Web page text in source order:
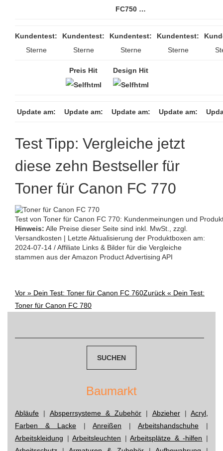
FC750 …
Kundentest:
Sterne
Kundentest:
Sterne
Kundentest:
Sterne
Kundentest:
Sterne
Preis Hit Design Hit
Update am: Update am: Update am: Update am:
Test Tipp: Vergleiche jetzt
diese zehn Bestseller für
Toner für Canon FC 770
Test von Toner für Canon FC 770: Kundenmeinungen und
Hinweis: Alle Preise dieser Seite sind inkl. MwSt., zzgl.
Versandkosten | Letzte Aktualisierung der Produktboxen am:
2024-07-14 / Affiliate Links & Bilder für die Vergleiche
stammen aus der Amazon Product Advertising API
Post
Vor » Dein Test: Toner für Canon FC 760Zurück « Dein Test:
Toner für Canon FC 780
Baumarkt
Abläufe | Absperrsysteme & Zubehör | Abzieher| Acryl,
Farben & Lacke | Anreißen | Arbeitshandschuhe |
Arbeitskleidung |Arbeitsleuchten |Arbeitsplätze & -hilfen |